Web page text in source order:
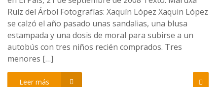
Ruíz del Árbol Fotografías: Xaquín López Xaquin López
se calzó el año pasado unas sandalias, una blusa
estampada y una dosis de moral para subirse a un
autobús con tres niños recién comprados. Tres
menores […]
Leer más